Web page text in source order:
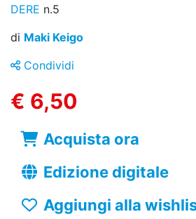
DERE n.5
di Maki Keigo
Condividi
€ 6,50
Acquista ora
Edizione digitale
Aggiungi alla